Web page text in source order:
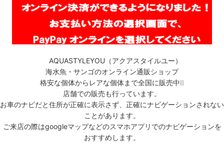
AQUASTYLEYOU（アクアスタイルユー）
海水魚・サンゴのオンライン通販ショップ
格安な個体からレアな個体まで全国に販売中❕❕
店舗での販売も行っています。
お車のナビだと住所が正確に表示さず、正確にナビゲーションされない
ことがあります。
ご来店の際はgoogleマップなどのスマホアプリでのナビゲーションを
おすすめします。